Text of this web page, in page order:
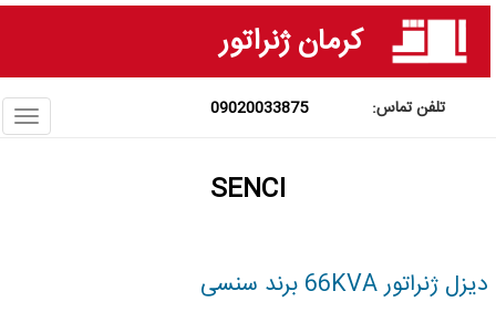
کرمان ژنراتور
09020033875
SENCI
دیزل ژنراتور 66KVA برند سنسی